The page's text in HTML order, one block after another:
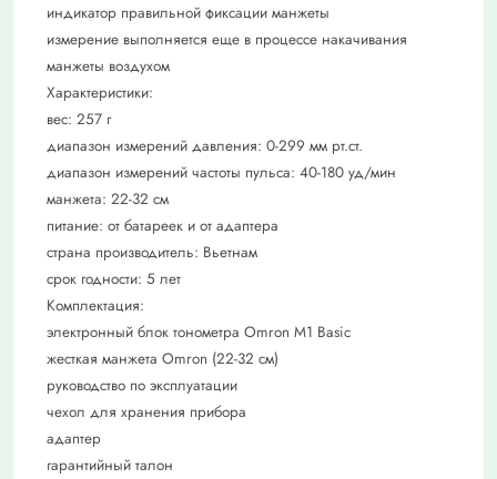
индикатор правильной фиксации манжеты
измерение выполняется еще в процессе накачивания
манжеты воздухом
Характеристики:
вес: 257 г
диапазон измерений давления: 0-299 мм рт.ст.
диапазон измерений частоты пульса: 40-180 уд/мин
манжета: 22-32 см
питание: от батареек и от адаптера
страна производитель: Вьетнам
срок годности: 5 лет
Комплектация:
электронный блок тонометра Omron M1 Basic
жесткая манжета Omron (22-32 см)
руководство по эксплуатации
чехол для хранения прибора
адаптер
гарантийный талон